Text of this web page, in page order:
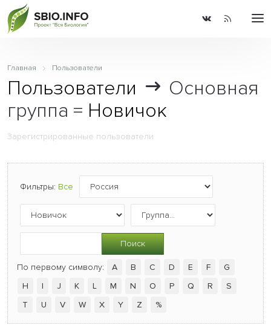
Главная Пользователи
Пользователи
Основная
группа = Новичок
Зарегистрированные пользователи
Фильтры: Все
Поиск
По первому символу: A B C D E F
G
H
I J K L M N O P Q R
S
T
U V W X Y Z %